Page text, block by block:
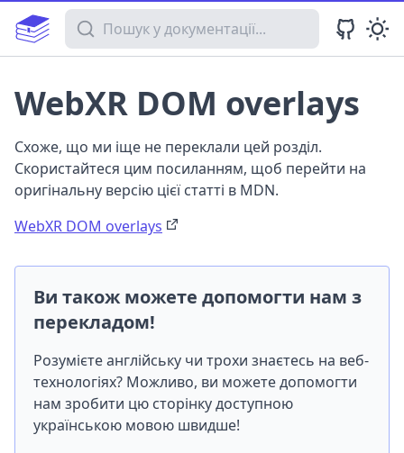
Пошук у документації
WebXR DOM overlays
Схоже, що ми іще не переклали цей розділ.
Скористайтеся цим посиланням, щоб перейти на
оригінальну версію цієї статті в MDN.
WebXR DOM overlays
Ви також можете допомогти нам з
перекладом!
Розумієте англійську чи трохи знаєтесь на веб-
технологіях? Можливо, ви можете допомогти
нам зробити цю сторінку доступною
українською мовою швидше!